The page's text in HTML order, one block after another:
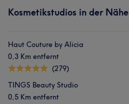
Kosmetikstudios in der Nähe
Haut Couture by Alicia
0,3 Km entfernt
(279)
TINGS Beauty Studio
0,5 Km entfernt